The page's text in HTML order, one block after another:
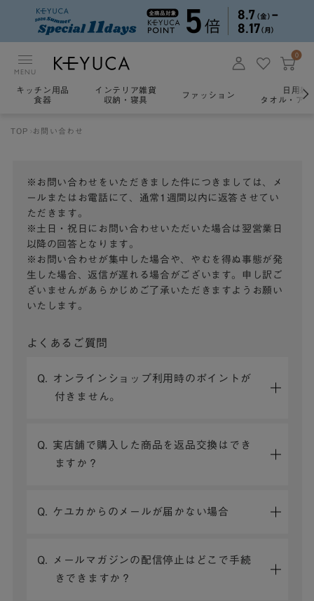
MENU
0
キッチン用品
食器
インテリア雑貨
収納・寝具
ファッション
日用雑
タオル・ア
TOP お問い合わせ
※お問い合わせをいただきました件につきましては、メ
ールまたはお電話にて、通常1週間以内に返答させてい
ただきます。
※土日・祝日にお問い合わせいただいた場合は翌営業日
以降の回答となります。
※お問い合わせが集中した場合や、やむを得ぬ事態が発
生した場合、返信が遅れる場合がございます。申し訳ご
ざいませんがあらかじめご了承いただきますようお願い
いたします。
よくあるご質問
Q. オンラインショップ利用時のポイントが
付きません。
Q. 実店舗で購入した商品を返品交換はでき
ますか？
Q. ケユカからのメールが届かない場合
Q. メールマガジンの配信停止はどこで手続
きできますか？